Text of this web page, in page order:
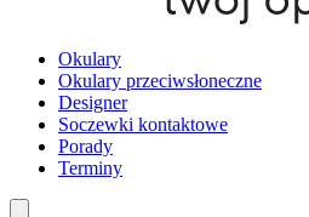
Okulary
Okulary przeciwsłoneczne
Designer
Soczewki kontaktowe
Porady
Terminy